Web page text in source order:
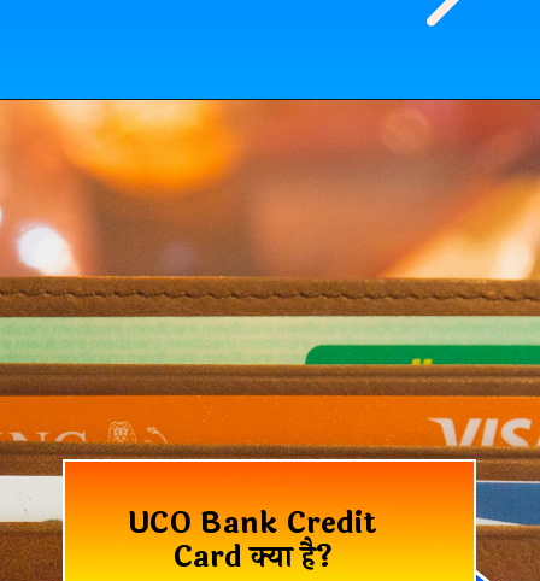
UCO Bank Credit
Card क्या है?